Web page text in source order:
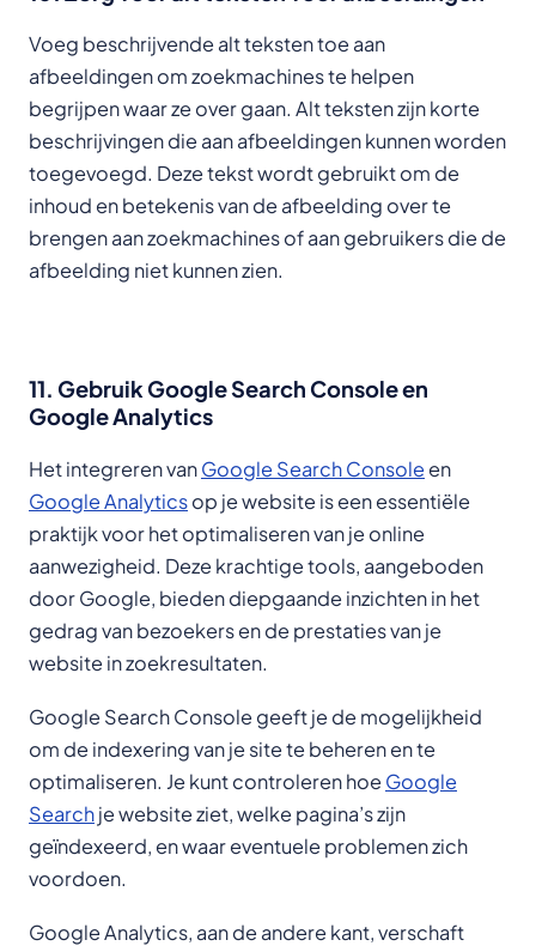
Voeg beschrijvende alt teksten toe aan
afbeeldingen om zoekmachines te helpen
begrijpen waar ze over gaan. Alt teksten zijn korte
beschrijvingen die aan afbeeldingen kunnen worden
toegevoegd. Deze tekst wordt gebruikt om de
inhoud en betekenis van de afbeelding over te
brengen aan zoekmachines of aan gebruikers die de
afbeelding niet kunnen zien.
11. Gebruik Google Search Console en
Google Analytics
Het integreren vanGoogle Search Consoleen
Google Analyticsop je website is een essentiële
praktijk voor het optimaliseren van je online
aanwezigheid. Deze krachtige tools, aangeboden
door Google, bieden diepgaande inzichten in het
gedrag van bezoekers en de prestaties van je
website in zoekresultaten.
Google Search Console geeft je de mogelijkheid
om de indexering van je site te beheren en te
optimaliseren. Je kunt controleren hoeGoogle
Searchje website ziet, welke pagina’s zijn
geïndexeerd, en waar eventuele problemen zich
voordoen.
Google Analytics, aan de andere kant, verschaft